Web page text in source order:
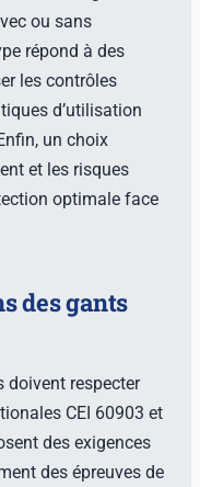
ou sans
répond à des
les contrôles
d’utilisation
un choix
et les risques
optimale face
des gants
doivent respecter
CEI 60903 et
des exigences
des épreuves de